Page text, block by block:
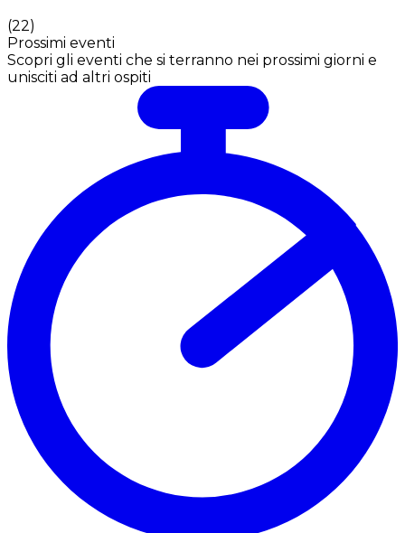
(22)
Prossimi eventi
Scopri gli eventi che si terranno nei prossimi giorni e
unisciti ad altri ospiti